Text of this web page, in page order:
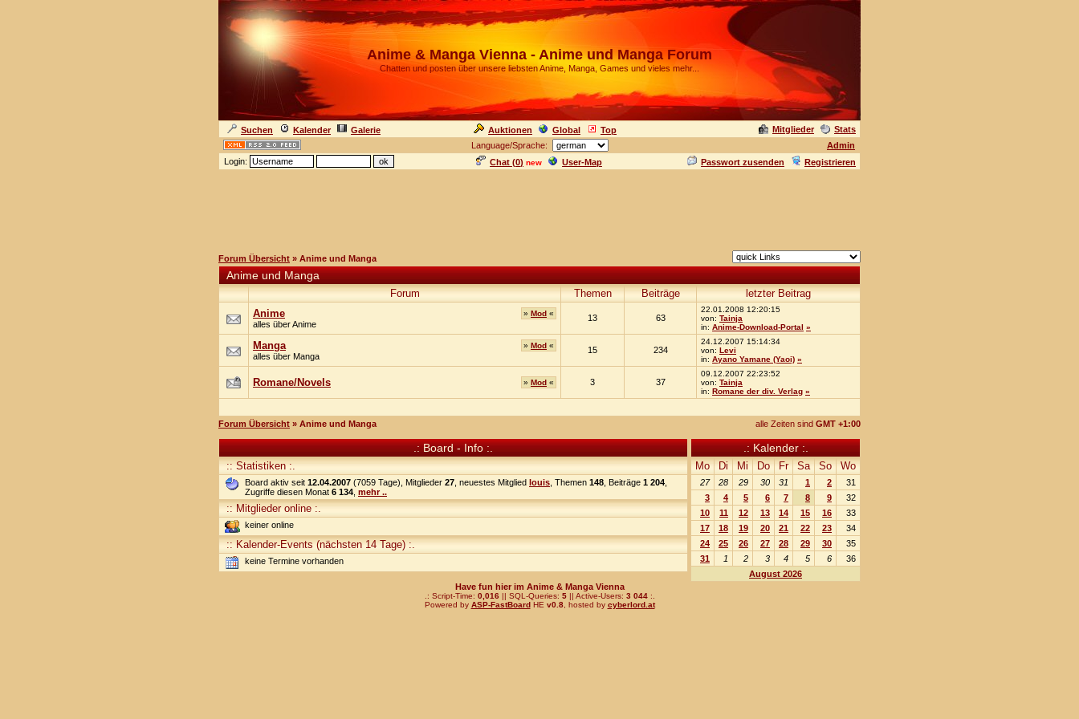
Anime & Manga Vienna - Anime und Manga Forum
Chatten und posten über unsere liebsten Anime, Manga, Games und vieles mehr...
Suchen Kalender Galerie Auktionen Global Top Mitglieder
Stats
Language/Sprache:
Admin
Login:
Chat (0) new User-Map Passwort zusenden Registrieren
Forum Übersicht » Anime und Manga
Anime und Manga
Forum Themen Beiträge letzter Beitrag
» Mod «
Anime
alles über Anime
13 63
22.01.2008 12:20:15
von: Tainja
in: Anime-Download-Portal »
» Mod «
Manga
alles über Manga
15 234
24.12.2007 15:14:34
von: Levi
in: Ayano Yamane (Yaoi) »
» Mod «
Romane/Novels 3 37
09.12.2007 22:23:52
von: Tainja
in: Romane der div. Verlag »
Forum Übersicht » Anime und Manga alle Zeiten sind GMT +1:00
.: Board - Info :.
:: Statistiken :.
Board aktiv seit 12.04.2007 (7059 Tage), Mitglieder 27 , neuestes Mitglied louis , Themen 148 , Beiträge 1 204
Zugriffe diesen Monat 6 134 mehr ..
:: Mitglieder online :.
keiner online
:: Kalender-Events (nächsten 14 Tage) :.
keine Termine vorhanden
.: Kalender :.
Mo Di Mi Do Fr Sa So Wo
27 28 29 30 31 1 2
31
3
4 5 6 7 8 9
32
10
11 12 13 14 15 16
33
17
18 19 20 21 22 23
34
24
25 26 27 28 29 30
35
31
1 2 3 4 5 6
36
August 2026
Have fun hier im Anime & Manga Vienna
.: Script-Time: 0,016|| SQL-Queries: 5|| Active-Users: 3 044:.
Powered by ASP-FastBoardHE v0.8, hosted by cyberlord.at